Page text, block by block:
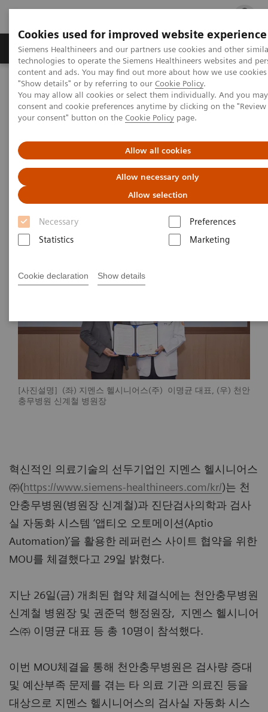
Cookies used for improved website experience
Siemens Healthineers and our partners use cookies and other
technologies to operate the Siemens Healthineers websites and
content and ads. You may find out more about how we use
"Show details" or by referring to our Cookie Policy.
You may allow all cookies or select them individually. And you
consent and cookie preferences anytime by clicking on the "Review
your consent" button on the Cookie Policy page.
Allow all cookies
Allow necessary only
Allow selection
Necessary
Preferences
Statistics
Marketing
Cookie declaration Show details
지멘스 헬시니어스(주) 채용 주요 제품
지멘스 헬시니어스(주) Press Room
Press Releases
지멘스 헬시니어스㈜, 천안충무병원과 레퍼런스 사이트 협약
(MOU)체결
지멘스 헬시니어스(주) | 2024.01.29
지멘스 헬시니어스㈜, 천안충무병원
과 레퍼런스 사이트 협약 (MOU)체결
[사진설명] (좌) 지멘스 헬시니어스(주) 이명균 대표, (우) 천안
충무병원 신계철 병원장
혁신적인 의료기술의 선두기업인 지멘스 헬시니어스
㈜(https://www.siemens-healthineers.com/kr/)는 천
안충무병원(병원장 신계철)과 진단검사의학과 검사
실 자동화 시스템 ‘앱티오 오토메이션(Aptio
Automation)’을 활용한 레퍼런스 사이트 협약을 위한
MOU를 체결했다고 29일 밝혔다.
지난 26일(금) 개최된 협약 체결식에는 천안충무병원
신계철 병원장 및 권준덕 행정원장, 지멘스 헬시니어
스㈜ 이명균 대표 등 총 10명이 참석했다.
이번 MOU체결을 통해 천안충무병원은 검사량 증대
및 예산부족 문제를 겪는 타 의료 기관 의료진 등을
대상으로 지멘스 헬시니어스의 검사실 자동화 시스